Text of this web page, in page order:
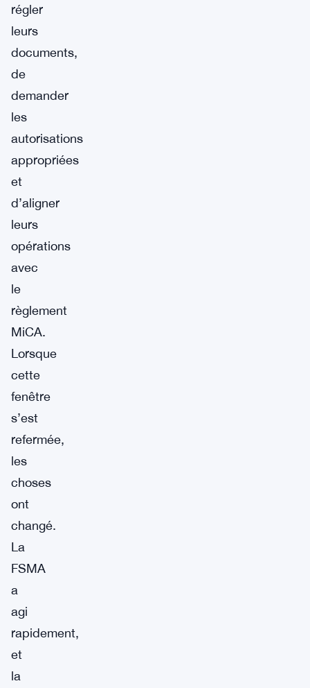
régler
leurs
documents,
de
demander
les
autorisations
appropriées
et
d’aligner
leurs
opérations
avec
le
règlement
MiCA.
Lorsque
cette
fenêtre
s’est
refermée,
les
choses
ont
changé.
La
FSMA
a
agi
rapidement,
et
la